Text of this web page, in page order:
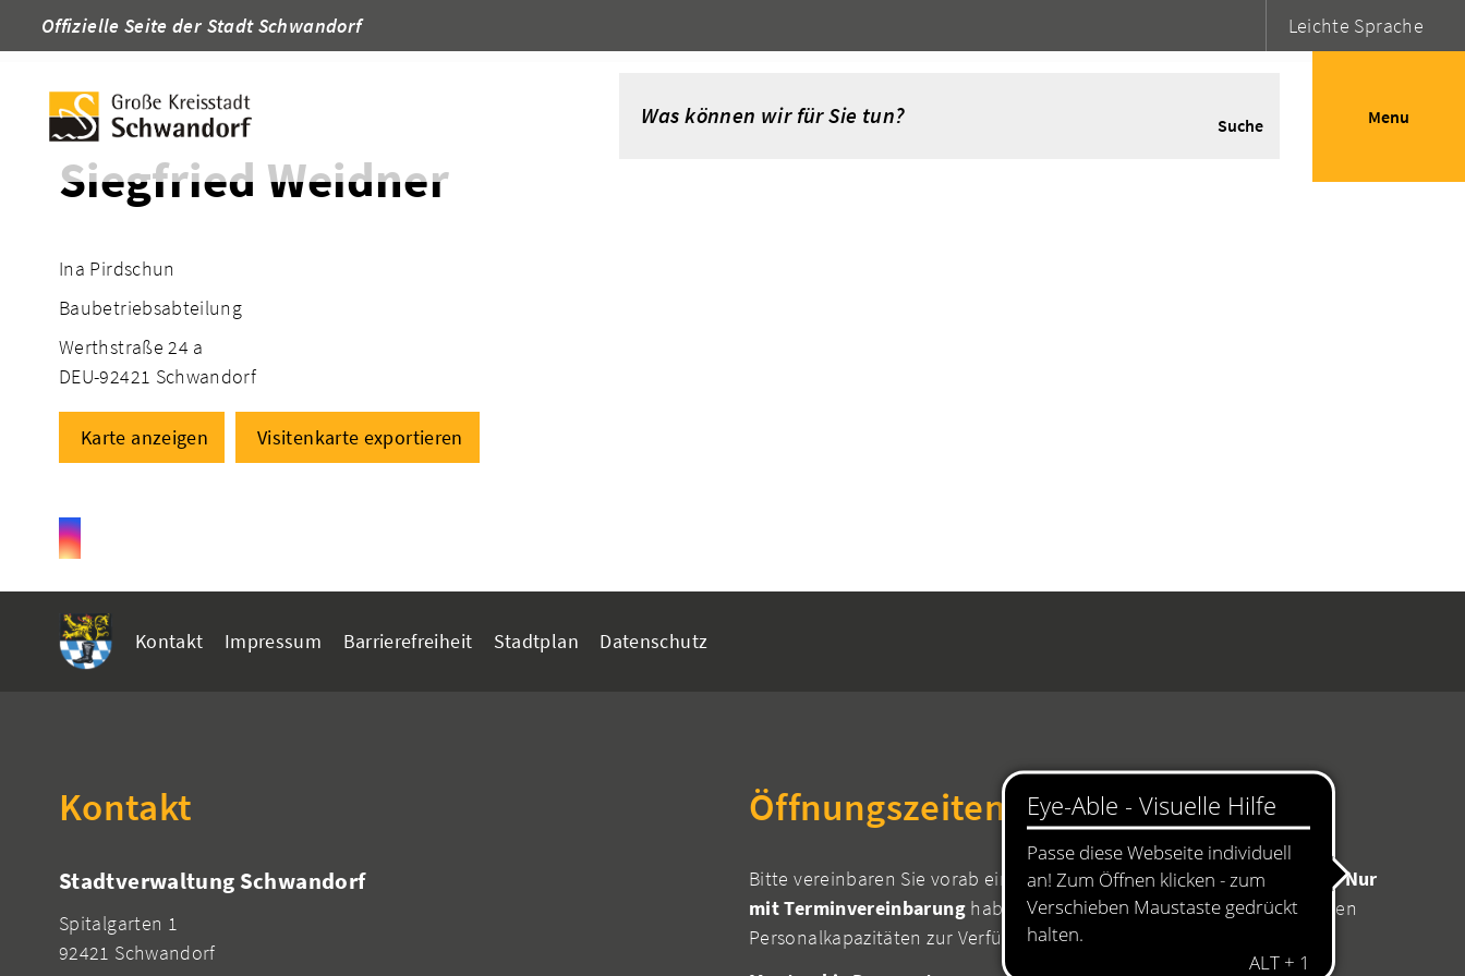
Offizielle Seite der Stadt Schwandorf Leichte Sprache
Suche Menu
Startseite Adressen
Siegfried Weidner
Ina Pirdschun
Baubetriebsabteilung
Werthstraße 24 a
DEU-92421 Schwandorf
Karte anzeigen Visitenkarte exportieren
Kontakt Impressum Barrierefreiheit Stadtplan Datenschutz
Kontakt
Stadtverwaltung Schwandorf
Spitalgarten 1
92421 Schwandorf
Öffnungszeiten Rathaus
Bitte vereinbaren Sie vorab einen Termin mit Ihrer zuständigen Stelle!Nur
mit Terminvereinbarunghaben Sie die Sicherheit, dass für Ihr Anliegen
Personalkapazitäten zur Verfügung stehen.